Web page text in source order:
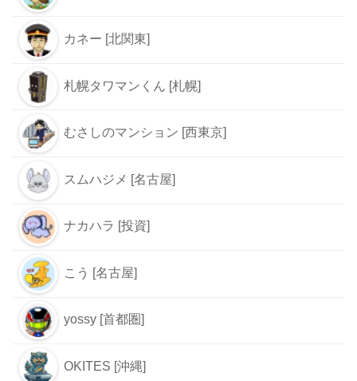
カネー [北関東]
札幌タワマンくん [札幌]
むさしのマンション [西東京]
スムハジメ [名古屋]
ナカハラ [投資]
こう [名古屋]
yossy [首都圏]
OKITES [沖縄]